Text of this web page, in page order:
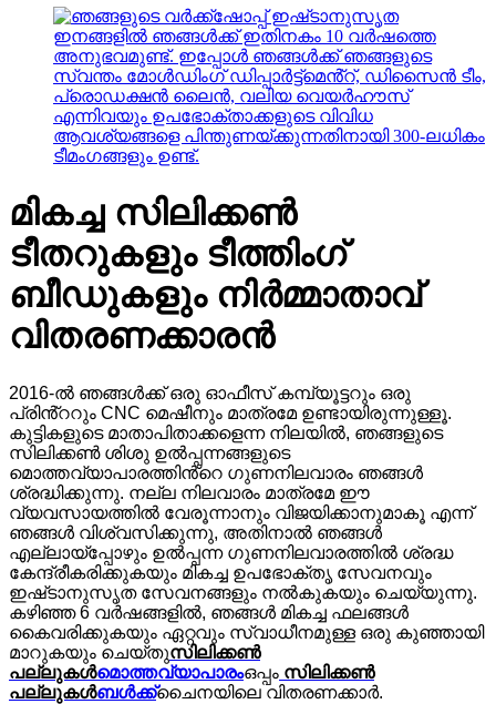
ഇഷ്‌ടാനുസൃത
ഇനങ്ങളിൽ ഞങ്ങൾക്ക് ഇതിനകം 10 വർഷത്തെ
അനുഭവമുണ്ട്. ഇപ്പോൾ ഞങ്ങൾക്ക് ഞങ്ങളുടെ
സ്വന്തം മോൾഡിംഗ് ഡിപ്പാർട്ട്‌മെൻ്റ്, ഡിസൈൻ ടീം,
പ്രൊഡക്ഷൻ ലൈൻ, വലിയ വെയർഹൗസ്
എന്നിവയും ഉപഭോക്താക്കളുടെ വിവിധ
ആവശ്യങ്ങളെ പിന്തുണയ്ക്കുന്നതിനായി 300-ലധികം
ടീമംഗങ്ങളും ഉണ്ട്.
മികച്ച സിലിക്കൺ
ടീതറുകളും ടീത്തിംഗ്
ബീഡുകളും നിർമ്മാതാവ്
വിതരണക്കാരൻ
2016-ൽ ഞങ്ങൾക്ക് ഒരു ഓഫീസ് കമ്പ്യൂട്ടറും ഒരു
പ്രിൻ്ററും CNC മെഷീനും മാത്രമേ ഉണ്ടായിരുന്നുള്ളൂ.
കുട്ടികളുടെ മാതാപിതാക്കളെന്ന നിലയിൽ, ഞങ്ങളുടെ
സിലിക്കൺ ശിശു ഉൽപ്പന്നങ്ങളുടെ
മൊത്തവ്യാപാരത്തിൻ്റെ ഗുണനിലവാരം ഞങ്ങൾ
ശ്രദ്ധിക്കുന്നു. നല്ല നിലവാരം മാത്രമേ ഈ
വ്യവസായത്തിൽ വേരൂന്നാനും വിജയിക്കാനുമാകൂ എന്ന്
ഞങ്ങൾ വിശ്വസിക്കുന്നു, അതിനാൽ ഞങ്ങൾ
എല്ലായ്പ്പോഴും ഉൽപ്പന്ന ഗുണനിലവാരത്തിൽ ശ്രദ്ധ
കേന്ദ്രീകരിക്കുകയും മികച്ച ഉപഭോക്തൃ സേവനവും
ഇഷ്‌ടാനുസൃത സേവനങ്ങളും നൽകുകയും ചെയ്യുന്നു.
കഴിഞ്ഞ 6 വർഷങ്ങളിൽ, ഞങ്ങൾ മികച്ച ഫലങ്ങൾ
കൈവരിക്കുകയും ഏറ്റവും സ്വാധീനമുള്ള ഒരു കുഞ്ഞായി
മാറുകയും ചെയ്തുസിലിക്കൺ
പല്ലുകൾമൊത്തവ്യാപാരംഒപ്പം സിലിക്കൺ
പല്ലുകൾബൾക്ക്ചൈനയിലെ വിതരണക്കാർ.